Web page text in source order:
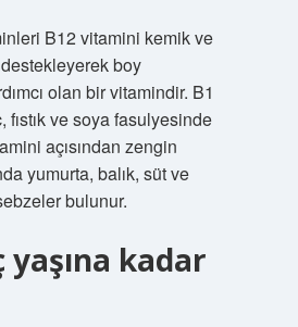
B12 vitamini kemik ve
destekleyerek boy
olan bir vitamindir. B1
ve soya fasulyesinde
açısından zengin
yumurta, balık, süt ve
bulunur.
yaşına kadar